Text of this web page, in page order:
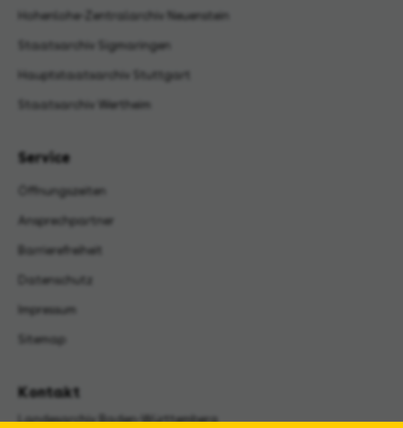
Hohenlohe-Zentralarchiv Neuenstein
Staatsarchiv Sigmaringen
Hauptstaatsarchiv Stuttgart
Staatsarchiv Wertheim
Service
Öffnungszeiten
Ansprechpartner
Barrierefreiheit
Datenschutz
Impressum
Sitemap
Kontakt
Landesarchiv Baden-Württemberg